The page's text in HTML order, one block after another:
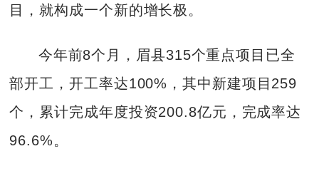
目，就构成一个新的增长极。
今年前8个月，眉县315个重点项目已全
部开工，开工率达100%，其中新建项目259
个，累计完成年度投资200.8亿元，完成率达
96.6%。